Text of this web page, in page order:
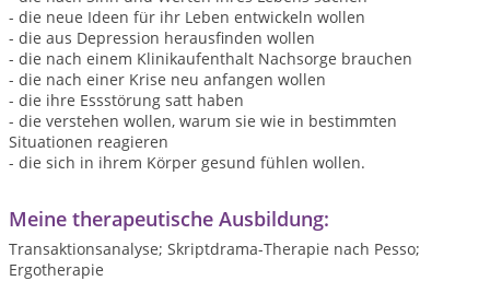
- die neue Ideen für ihr Leben entwickeln wollen
- die aus Depression herausfinden wollen
- die nach einem Klinikaufenthalt Nachsorge brauchen
- die nach einer Krise neu anfangen wollen
- die ihre Essstörung satt haben
- die verstehen wollen, warum sie wie in bestimmten
Situationen reagieren
- die sich in ihrem Körper gesund fühlen wollen.
Meine therapeutische Ausbildung:
Transaktionsanalyse; Skriptdrama-Therapie nach Pesso;
Ergotherapie